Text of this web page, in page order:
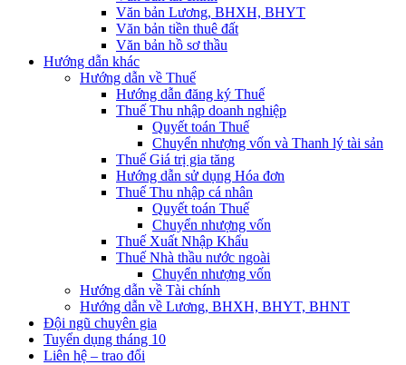
Văn bản Lương, BHXH, BHYT
Văn bản tiền thuê đất
Văn bản hồ sơ thầu
Hướng dẫn khác
Hướng dẫn về Thuế
Hướng dẫn đăng ký Thuế
Thuế Thu nhập doanh nghiệp
Quyết toán Thuế
Chuyển nhượng vốn và Thanh lý tài sản
Thuế Giá trị gia tăng
Hướng dẫn sử dụng Hóa đơn
Thuế Thu nhập cá nhân
Quyết toán Thuế
Chuyển nhượng vốn
Thuế Xuất Nhập Khẩu
Thuế Nhà thầu nước ngoài
Chuyển nhượng vốn
Hướng dẫn về Tài chính
Hướng dẫn về Lương, BHXH, BHYT, BHNT
Đội ngũ chuyên gia
Tuyển dụng tháng 10
Liên hệ – trao đổi